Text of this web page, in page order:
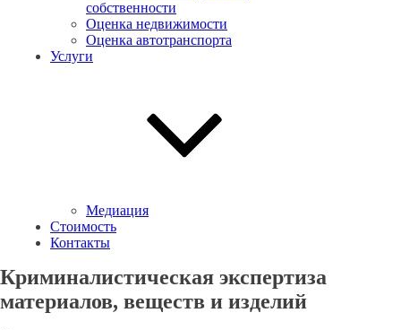
собственности
Оценка недвижимости
Оценка автотранспорта
Услуги
Медиация
Стоимость
Контакты
Криминалистическая экспертиза
материалов, веществ и изделий